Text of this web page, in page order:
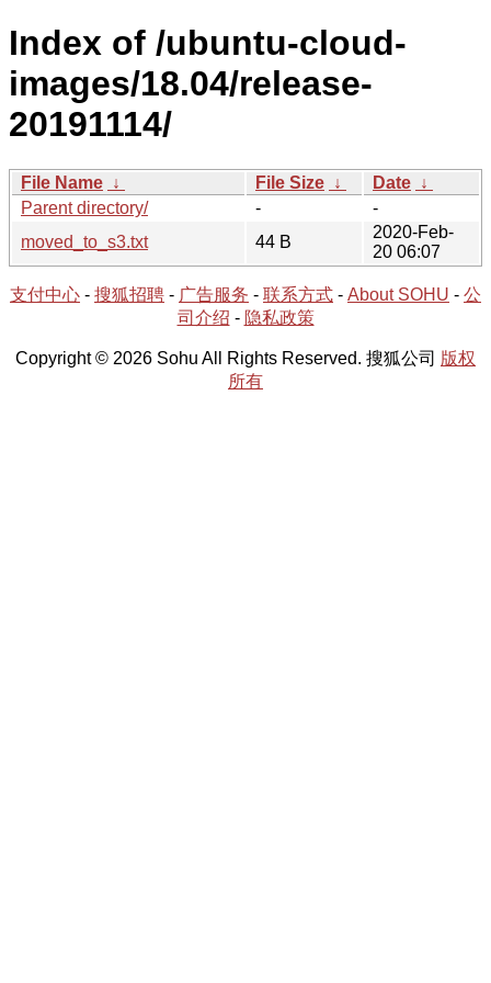
Index of /ubuntu-cloud-
images/18.04/release-
20191114/
File Name ↓ File Size ↓ Date ↓
Parent directory/
-
-
moved_to_s3.txt
44 B
2020-Feb-
20 06:07
支付中心 - 搜狐招聘 - 广告服务 - 联系方式 - About SOHU - 公
司介绍 - 隐私政策
Copyright © 2026 Sohu All Rights Reserved. 搜狐公司 版权
所有